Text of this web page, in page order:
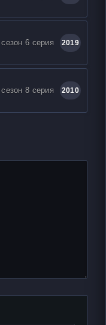
6 серия 2019
сезон 8 серия 2010